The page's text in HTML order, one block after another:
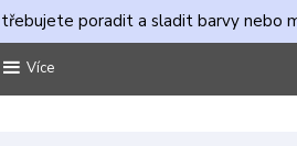
poradit a sladit barvy nebo
Více